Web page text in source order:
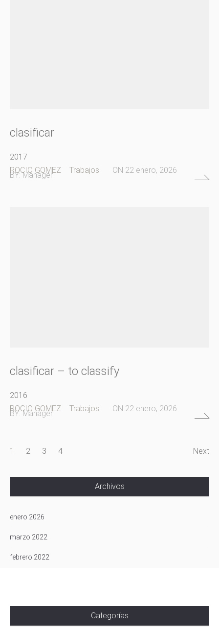
clasificar
2017
ROCIO GOMEZ
Trabajos ON 22 enero, 2026
BY:Manager
clasificar – to classify
2016
ROCIO GOMEZ
Trabajos ON 22 enero, 2026
BY:Manager
1 2 3 4 Next
Archivos
enero 2026
marzo 2022
febrero 2022
Categorías